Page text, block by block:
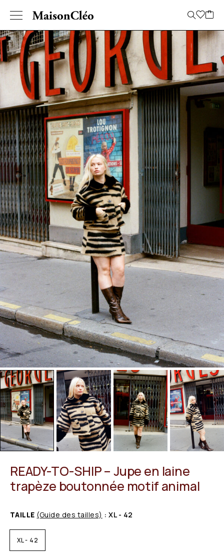
READY-TO-SHIP – Jupe en laine
trapèze boutonnée motif animal
TAILLE (Guide des tailles) : XL - 42
XL - 42